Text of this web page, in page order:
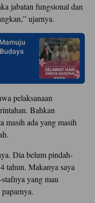
jabatan fungsional dan
ujarnya.
pelaksanaan
Bahkan
masih ada yang masih
Dia belum pindah-
tahun. Makanya saya
yang mau